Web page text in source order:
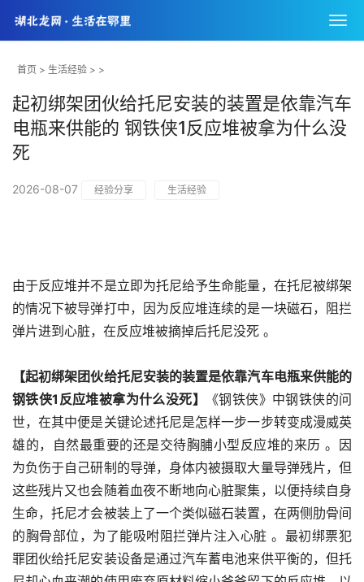
首页 > 生活经验 > >
起初绑架团伙给托尼安装的装置是依靠汽车
电瓶来供能的 钢铁侠1反应堆被拿为什么没
死
2026-08-07 经验分享 生活经验
由于反应堆并不是立即为托尼给予生命能量，在托尼被绑架
的情况下被导弹打中，因为反应堆连续的是一块磁石，阻拦
弹片进到心脏，在反应堆被摘掉后托尼没死 。
【起初绑架团伙给托尼安装的装置是依靠汽车电瓶来供能的
钢铁侠1反应堆被拿为什么没死】
《钢铁侠》中钢铁侠的问
世，在其中便是关键论述托尼是怎样一步一步转变成漫威英
雄的，自然最重要的还是交待胸脯小型反应堆的来历 。因
为负伤于自己研制的导弹，身体内被摄取大量导弹残片，但
这些残片又也会随着血夜不断地向心脏聚集，以便持续自身
生命，托尼才会被装上了一个类似磁石装置，在两侧肋骨间
的胸骨部位，为了能吸咐阻拦弹片注入心脏 。最初绑票犯
罪团伙给托尼安装设备是通过汽车蓄电池来供平衡的，但托